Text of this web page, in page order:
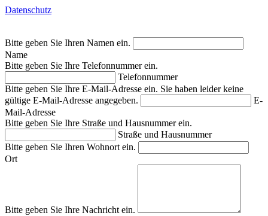
Datenschutz
Bitte geben Sie Ihren Namen ein.
Name
Bitte geben Sie Ihre Telefonnummer ein.
Telefonnummer
Bitte geben Sie Ihre E-Mail-Adresse ein. Sie haben leider keine
gültige E-Mail-Adresse angegeben.
E-
Mail-Adresse
Bitte geben Sie Ihre Straße und Hausnummer ein.
Straße und Hausnummer
Bitte geben Sie Ihren Wohnort ein.
Ort
Bitte geben Sie Ihre Nachricht ein.